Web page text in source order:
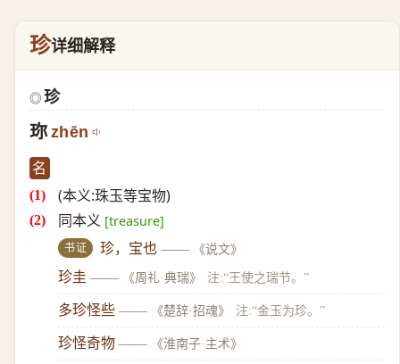
珍详细解释
◎ 珍
珎 zhēn
名
(本义:珠玉等宝物)
同本义 [treasure]
书证 珍，宝也 —— 《说文》
珍圭 —— 《周礼·典瑞》 注:“王使之瑞节。”
多珍怪些 —— 《楚辞·招魂》 注:“金玉为珍。”
珍怪奇物 —— 《淮南子·主术》